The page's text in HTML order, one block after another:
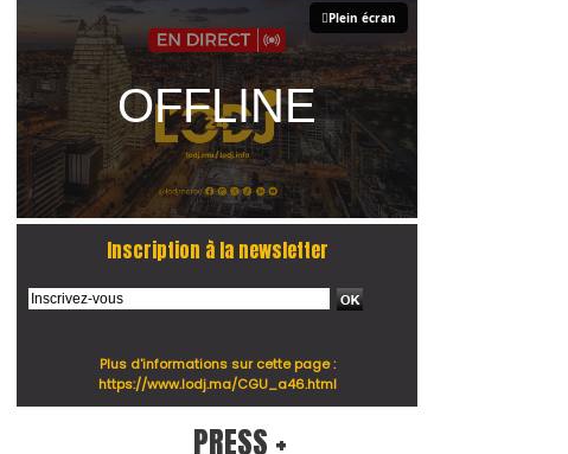
Plein écran
Inscription à la newsletter
Plus d'informations sur cette page :
https://www.lodj.ma/CGU_a46.html
PRESS +